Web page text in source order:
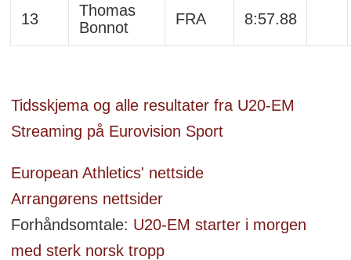
13
Thomas
Bonnot
FRA 8:57.88
Tidsskjema og alle resultater fra U20-EM
Streaming på Eurovision Sport
European Athletics' nettside
Arrangørens nettsider
Forhåndsomtale: U20-EM starter i morgen
med sterk norsk tropp